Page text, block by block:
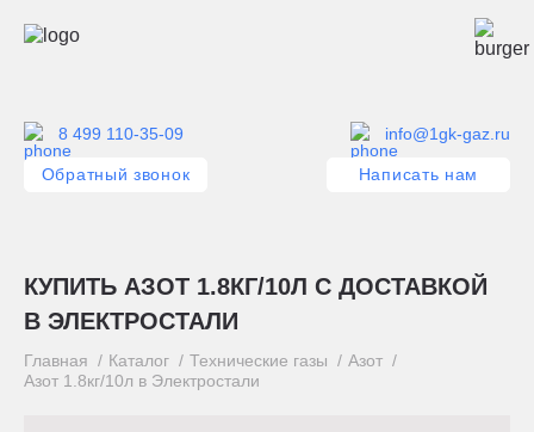
8 499 110-35-09
Обратный звонок
info@1gk-gaz.ru
Написать нам
КУПИТЬ АЗОТ 1.8КГ/10Л С ДОСТАВКОЙ
В ЭЛЕКТРОСТАЛИ
Главная Каталог Технические газы
Азот
Азот 1.8кг/10л в Электростали